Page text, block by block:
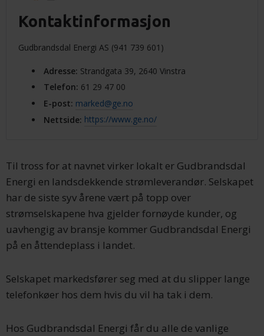
Kontaktinformasjon
Gudbrandsdal Energi AS (941 739 601)
Adresse: Strandgata 39, 2640 Vinstra
Telefon: 61 29 47 00
E-post: marked@ge.no
Nettside: https://www.ge.no/
Til tross for at navnet virker lokalt er Gudbrandsdal
Energi en landsdekkende strømleverandør. Selskapet
har de siste syv årene vært på topp over
strømselskapene hva gjelder fornøyde kunder, og
uavhengig av bransje kommer Gudbrandsdal Energi
på en åttendeplass i landet.
Selskapet markedsfører seg med at du slipper lange
telefonkøer hos dem hvis du vil ha tak i dem.
Hos Gudbrandsdal Energi får du alle de vanlige